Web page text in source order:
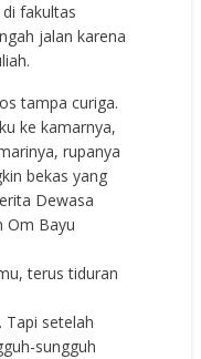
fakultas
jalan karena
tampa curiga.
ke kamarnya,
rupanya
bekas yang
Dewasa
Om Bayu
terus tiduran
Tapi setelah
sungguh